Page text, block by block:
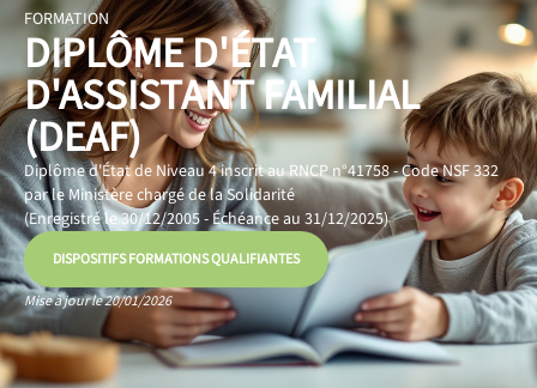
FORMATION
DIPLÔME D'ÉTAT
D'ASSISTANT FAMILIAL
(DEAF)
Diplôme d'État de Niveau 4 inscrit au RNCP n°41758 - Code NSF 332
par le Ministère chargé de la Solidarité
(Enregistré le 30/12/2005 - Échéance au 31/12/2025)
DISPOSITIFS FORMATIONS QUALIFIANTES
Mise à jour le 20/01/2026